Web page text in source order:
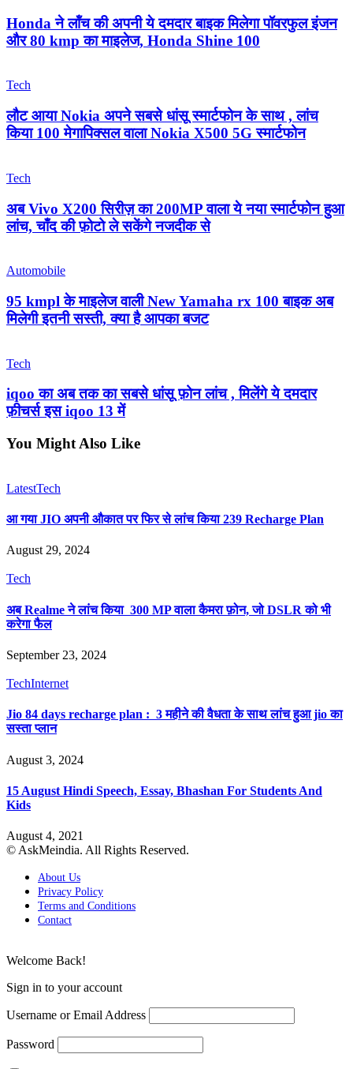
Honda ने लॉंच की अपनी ये दमदार बाइक मिलेगा पॉवरफुल इंजन
और 80 kmp का माइलेज, Honda Shine 100
Tech
लौट आया Nokia अपने सबसे धांसू स्मार्टफोन के साथ , लांच
किया 100 मेगापिक्सल वाला Nokia X500 5G स्मार्टफोन
Tech
अब Vivo X200 सिरीज़ का 200MP वाला ये नया स्मार्टफोन हुआ
लांच, चाँद की फ़ोटो ले सकेंगे नजदीक से
Automobile
95 kmpl के माइलेज वाली New Yamaha rx 100 बाइक अब
मिलेगी इतनी सस्ती, क्या है आपका बजट
Tech
iqoo का अब तक का सबसे धांसू फ़ोन लांच , मिलेंगे ये दमदार
फ़ीचर्स इस iqoo 13 में
You Might Also Like
LatestTech
आ गया JIO अपनी औकात पर फिर से लांच किया 239 Recharge Plan
August 29, 2024
Tech
अब Realme ने लांच किया 300 MP वाला कैमरा फ़ोन, जो DSLR को भी
करेगा फैल
September 23, 2024
TechInternet
Jio 84 days recharge plan : 3 महीने की वैधता के साथ लांच हुआ jio का
सस्ता प्लान
August 3, 2024
15 August Hindi Speech, Essay, Bhashan For Students And
Kids
August 4, 2021
© AskMeindia. All Rights Reserved.
About Us
Privacy Policy
Terms and Conditions
Contact
Welcome Back!
Sign in to your account
Username or Email Address
Password